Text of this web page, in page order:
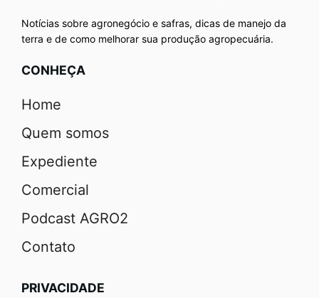
Notícias sobre agronegócio e safras, dicas de manejo da
terra e de como melhorar sua produção agropecuária.
CONHEÇA
Home
Quem somos
Expediente
Comercial
Podcast AGRO2
Contato
PRIVACIDADE